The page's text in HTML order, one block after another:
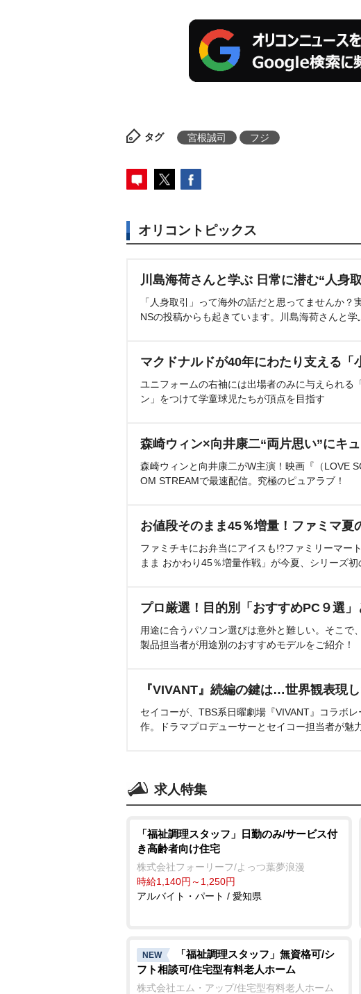
タグ 宮根誠司 フジ
オリコントピックス
川島海荷さんと学ぶ 日常に潜む“人身
「人身取引」って海外の話だと思ってませんか？
NSの投稿からも起きています。川島海荷さんと学
マクドナルドが40年にわたり支える「
ユニフォームの右袖には出場者のみに与えられる
ン」をつけて学童球児たちが頂点を目指す
森崎ウィン×向井康二“両片思い”にキ
森崎ウィンと向井康二がW主演！映画『（LOVE
OM STREAMで最速配信。究極のピュアラブ！
お値段そのまま45％増量！ファミマ夏
ファミチキにお弁当にアイスも!?ファミリーマー
まま おかわり45％増量作戦」が今夏、シリーズ初
プロ厳選！目的別「おすすめPC９選」
用途に合うパソコン選びは意外と難しい。そこで
製品担当者が用途別のおすすめモデルをご紹介！
『VIVANT』続編の鍵は…世界観表現
セイコーが、TBS系日曜劇場『VIVANT』コラボ
作。ドラマプロデューサーとセイコー担当者が魅
求人特集
「福祉調理スタッフ」日勤のみ/サービス付
き高齢者向け住宅
株式会社フォーリーフ/よっつ葉夢浪漫
時給1,140円～1,250円
アルバイト・パート / 愛知県
NEW
「福祉調理スタッフ」無資格可/シ
フト相談可/住宅型有料老人ホーム
株式会社エム・アップ/住宅型有料老人ホーム